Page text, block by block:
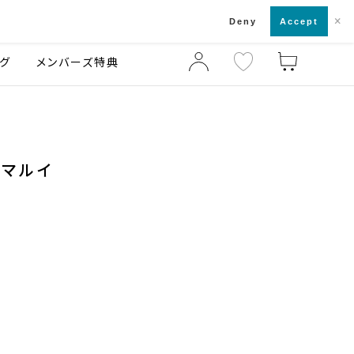
店舗一覧・来店予約
メンバーズ特典
ルイ
Deny Accept ×